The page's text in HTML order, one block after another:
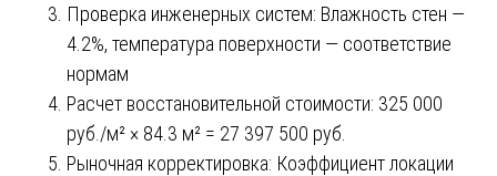
Проверка инженерных систем: Влажность стен —
4.2%, температура поверхности — соответствие
нормам
Расчет восстановительной стоимости: 325 000
руб./м² × 84.3 м² = 27 397 500 руб.
Рыночная корректировка: Коэффициент локации